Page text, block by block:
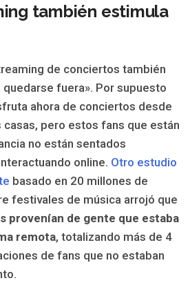
también estimula
de conciertos también
fuera». Por supuesto
ahora de conciertos desde
pero estos fans que están
no están sentados
online. Otro estudio
basado en 20 millones de
festivales de música arrojó que
provenían de gente que estaba
remota, totalizando más de 4
de fans que no estaban